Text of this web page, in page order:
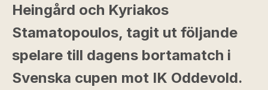
Heingård och Kyriakos
Stamatopoulos, tagit ut följande
spelare till dagens bortamatch i
Svenska cupen mot IK Oddevold.